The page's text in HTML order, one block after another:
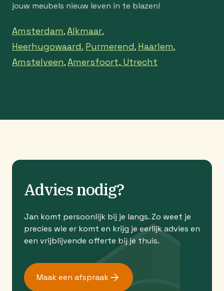
jouw meubels nieuw leven in te blazen!
Amsterdam,Alkmaar,
Heerhugowaard, Purmerend, Haarlem,
Amstelveen,Amersfoort, Utrecht
Advies nodig?
Jan komt persoonlijk bij je langs. Zo weet je
precies wie er komt en krijg je eerlijk advies en
een vrijblijvende offerte bij je thuis.
Maak een afspraak